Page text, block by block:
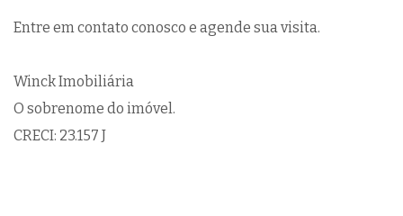
Entre em contato conosco e agende sua visita.
Winck Imobiliária
O sobrenome do imóvel.
CRECI: 23.157 J